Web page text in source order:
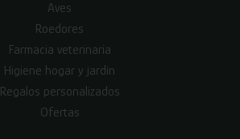
Aves
Roedores
Farmacia veterinaria
Higiene hogar y jardín
Regalos personalizados
Ofertas